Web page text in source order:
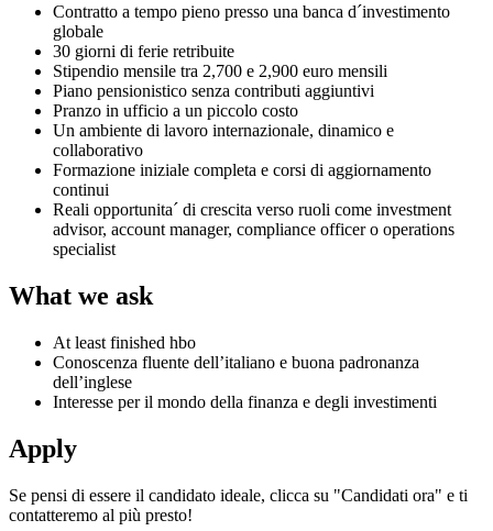
Contratto a tempo pieno presso una banca d´investimento
globale
30 giorni di ferie retribuite
Stipendio mensile tra 2,700 e 2,900 euro mensili
Piano pensionistico senza contributi aggiuntivi
Pranzo in ufficio a un piccolo costo
Un ambiente di lavoro internazionale, dinamico e
collaborativo
Formazione iniziale completa e corsi di aggiornamento
continui
Reali opportunita´ di crescita verso ruoli come investment
advisor, account manager, compliance officer o operations
specialist
What we ask
At least finished hbo
Conoscenza fluente dell’italiano e buona padronanza
dell’inglese
Interesse per il mondo della finanza e degli investimenti
Apply
Se pensi di essere il candidato ideale, clicca su "Candidati ora" e ti
contatteremo al più presto!